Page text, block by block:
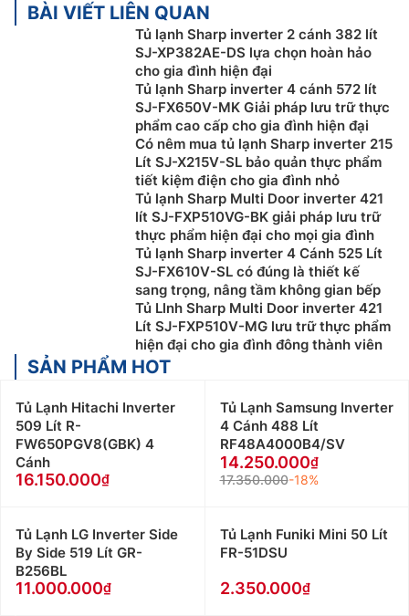
BÀI VIẾT LIÊN QUAN
Tủ lạnh Sharp inverter 2 cánh 382 lít
SJ-XP382AE-DS lựa chọn hoàn hảo
cho gia đình hiện đại
Tủ lạnh Sharp inverter 4 cánh 572 lít
SJ-FX650V-MK Giải pháp lưu trữ thực
phẩm cao cấp cho gia đình hiện đại
Có nêm mua tủ lạnh Sharp inverter 215
Lít SJ-X215V-SL bảo quản thực phẩm
tiết kiệm điện cho gia đình nhỏ
Tủ lạnh Sharp Multi Door inverter 421
lít SJ-FXP510VG-BK giải pháp lưu trữ
thực phẩm hiện đại cho mọi gia đình
Tủ lạnh Sharp inverter 4 Cánh 525 Lít
SJ-FX610V-SL có đúng là thiết kế
sang trọng, nâng tầm không gian bếp
Tủ Llnh Sharp Multi Door inverter 421
Lít SJ-FXP510V-MG lưu trữ thực phẩm
hiện đại cho gia đình đông thành viên
SẢN PHẨM HOT
Tủ Lạnh Hitachi Inverter
509 Lít R-
FW650PGV8(GBK) 4
Cánh
16.150.000
Tủ Lạnh Samsung Inverter
4 Cánh 488 Lít
RF48A4000B4/SV
14.250.000
17.350.000-18%
Tủ Lạnh LG Inverter Side
By Side 519 Lít GR-
B256BL
11.000.000
Tủ Lạnh Funiki Mini 50 Lít
FR-51DSU
2.350.000